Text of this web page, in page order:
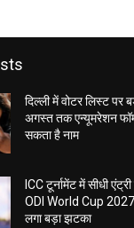
दिल्ली में वोटर लिस्ट
अगस्त तक एन्यूमरेशन
सकता है नाम
ICC टूर्नामेंट में सीधी
ODI World Cup
लगा बड़ा झटका